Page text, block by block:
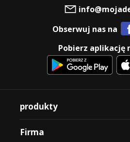
Obserwuj nas na
Pobierz aplikację
produkty
Firma